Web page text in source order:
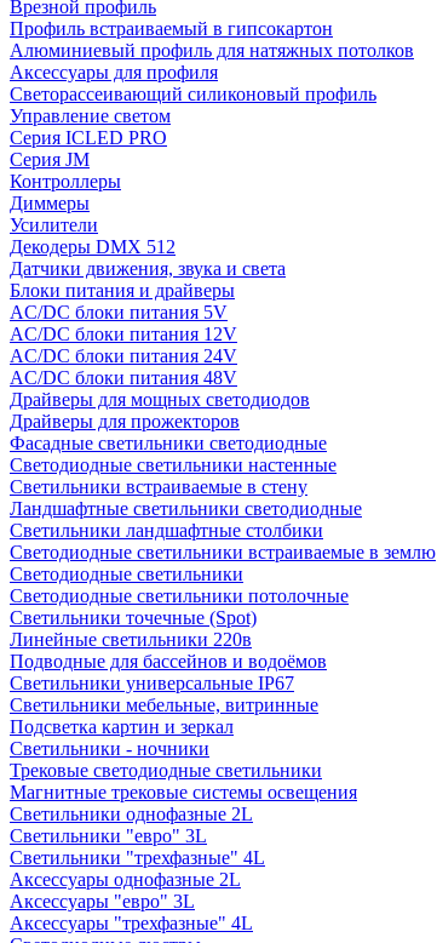
Врезной профиль
Профиль встраиваемый в гипсокартон
Алюминиевый профиль для натяжных потолков
Аксессуары для профиля
Светорассеивающий силиконовый профиль
Управление светом
Серия ICLED PRO
Серия JM
Контроллеры
Диммеры
Усилители
Декодеры DMX 512
Датчики движения, звука и света
Блоки питания и драйверы
AC/DC блоки питания 5V
AC/DC блоки питания 12V
AC/DC блоки питания 24V
AC/DC блоки питания 48V
Драйверы для мощных светодиодов
Драйверы для прожекторов
Фасадные светильники светодиодные
Светодиодные светильники настенные
Светильники встраиваемые в стену
Ландшафтные светильники светодиодные
Светильники ландшафтные столбики
Светодиодные светильники встраиваемые в землю
Светодиодные светильники
Светодиодные светильники потолочные
Светильники точечные (Spot)
Линейные светильники 220в
Подводные для бассейнов и водоёмов
Светильники универсальные IP67
Светильники мебельные, витринные
Подсветка картин и зеркал
Светильники - ночники
Трековые светодиодные светильники
Магнитные трековые системы освещения
Светильники однофазные 2L
Светильники "евро" 3L
Светильники "трехфазные" 4L
Аксессуары однофазные 2L
Аксессуары "евро" 3L
Аксессуары "трехфазные" 4L